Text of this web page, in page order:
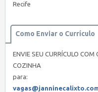
Recife
Como Enviar o Currículo
ENVIE SEU CURRÍCULO
COZINHA
para: